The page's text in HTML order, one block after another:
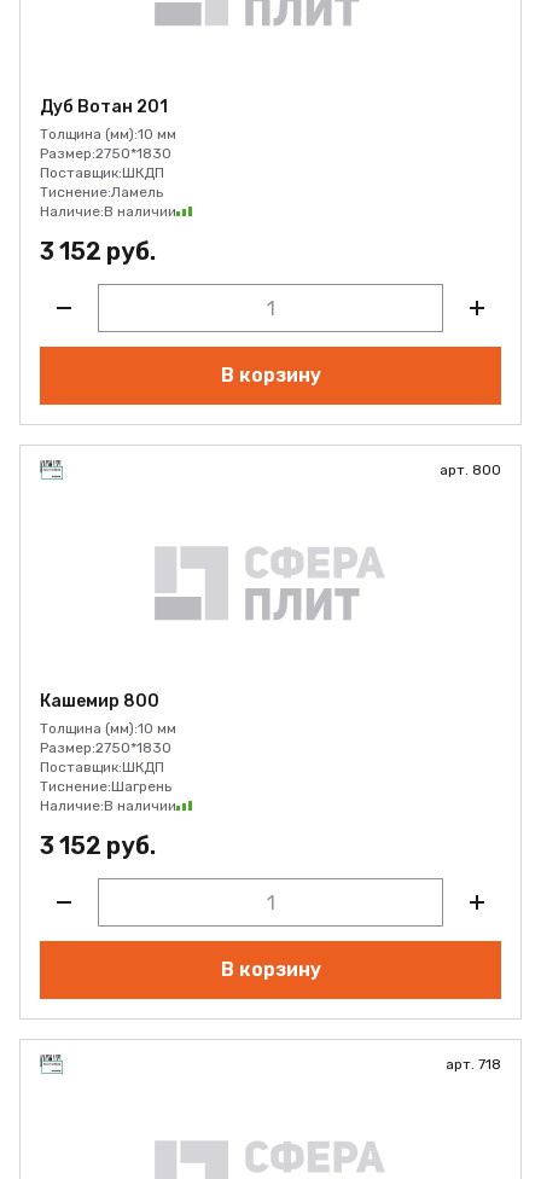
Дуб Вотан 201
Толщина (мм):10 мм
Размер:2750*1830
Поставщик:ШКДП
Тиснение:Ламель
Наличие:В наличии
3 152 руб.
В корзину
арт. 800
Кашемир 800
Толщина (мм):10 мм
Размер:2750*1830
Поставщик:ШКДП
Тиснение:Шагрень
Наличие:В наличии
3 152 руб.
В корзину
арт. 718